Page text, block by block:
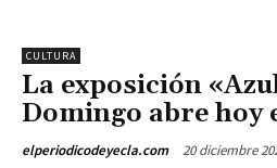
CULTURA
La exposición
Domingo abre hoy
elperiodicodeyecla.com 20 diciembre